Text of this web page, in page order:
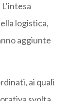
logistica,
aggiunte
ai quali